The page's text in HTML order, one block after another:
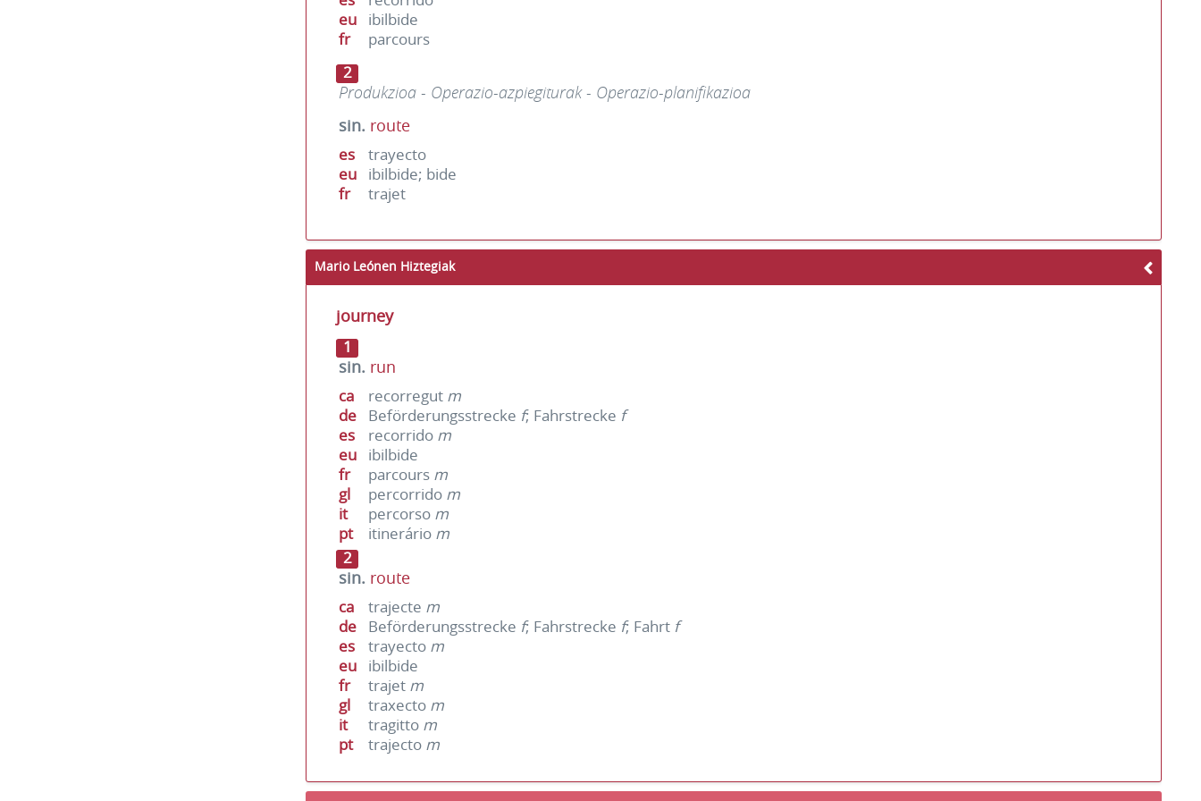
eu
ibilbide
fr
parcours
2
Produkzioa - Operazio-azpiegiturak - Operazio-planifikazioa
sin. route
es
trayecto
eu
ibilbide; bide
fr
trajet
Mario Leónen Hiztegiak
journey
1
sin. run
ca recorregut m
de
Beförderungsstrecke f; Fahrstrecke f
es
recorrido m
eu
ibilbide
fr
parcours m
gl
percorrido m
it
percorso m
pt
itinerário m
2
sin. route
ca trajecte m
de
Beförderungsstrecke f; Fahrstrecke f; Fahrt f
es
trayecto m
eu
ibilbide
fr
trajet m
gl
traxecto m
it
tragitto m
pt
trajecto m